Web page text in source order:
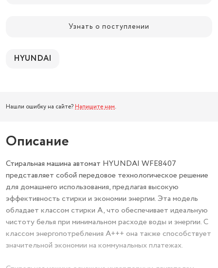
Узнать о поступлении
HYUNDAI
Нашли ошибку на сайте? Напишите нам.
Описание
Стиральная машина автомат HYUNDAI WFE8407
представляет собой передовое технологическое решение
для домашнего использования, предлагая высокую
эффективность стирки и экономии энергии. Эта модель
обладает классом стирки A, что обеспечивает идеальную
чистоту белья при минимальном расходе воды и энергии. С
классом энергопотребления A+++ она также способствует
значительной экономии на коммунальных платежах.